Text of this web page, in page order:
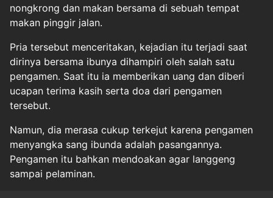
nongkrong dan makan bersama di sebuah tempat
makan pinggir jalan.
Pria tersebut menceritakan, kejadian itu terjadi saat
dirinya bersama ibunya dihampiri oleh salah satu
pengamen. Saat itu ia memberikan uang dan diberi
ucapan terima kasih serta doa dari pengamen
tersebut.
Namun, dia merasa cukup terkejut karena pengamen
menyangka sang ibunda adalah pasangannya.
Pengamen itu bahkan mendoakan agar langgeng
sampai pelaminan.